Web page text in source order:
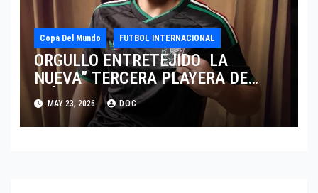
Copa Del Mundo FUTBOL INTERNACIONAL
ORGULLO ENTRETEJIDO LA
NUEVA” TERCERA PLAYERA DE
MÉXICO” INGRESA AL ARCHIVO
HISTÓRICO DE ADIDAS EN
ALEMANIA
MAY 23, 2026 DOC